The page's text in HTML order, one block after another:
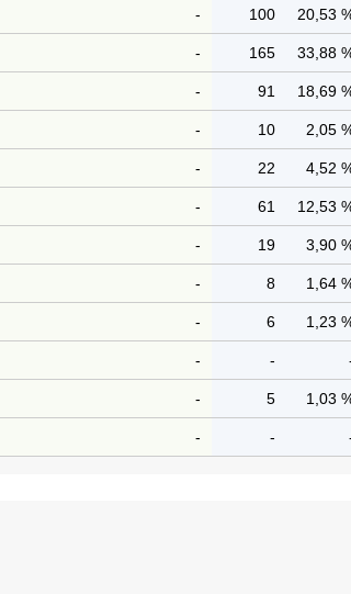
- 100 20,53
- 165 33,88
- 91 18,69
- 10 2,05
- 22 4,52
- 61 12,53
- 19 3,90
- 8 1,64
- 6 1,23
- -
- 5 1,03
- -